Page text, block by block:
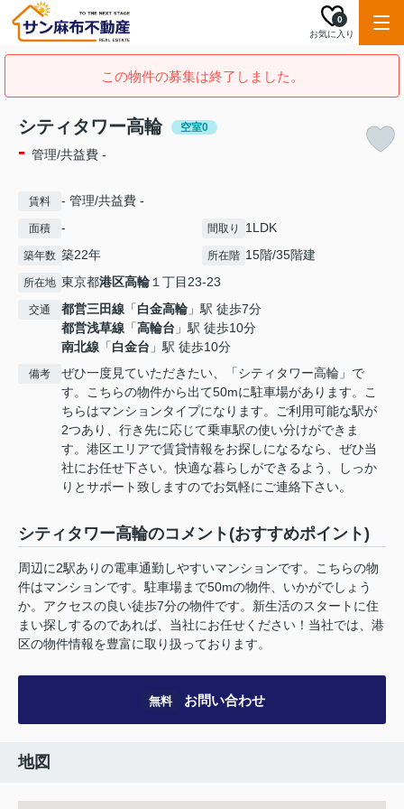
お気に入り
0
この物件の募集は終了しました。
シティタワー高輪 空室0
- 管理/共益費 -
賃料 - 管理/共益費 -
面積 - 間取り 1LDK
築年数 築22年 所在階 15階/35階建
所在地 東京都港区高輪 １丁目23-23
交通 都営三田線 「白金高輪 」駅 徒歩7分
都営浅草線 「高輪台 」駅 徒歩10分
南北線 「白金台 」駅 徒歩10分
備考
ぜひ一度見ていただきたい、「シティタワー高輪」で
す。こちらの物件から出て50mに駐車場があります。こ
ちらはマンションタイプになります。ご利用可能な駅が
2つあり、行き先に応じて乗車駅の使い分けができま
す。港区エリアで賃貸情報をお探しになるなら、ぜひ当
社にお任せ下さい。快適な暮らしができるよう、しっか
りとサポート致しますのでお気軽にご連絡下さい。
シティタワー高輪のコメント(おすすめポイント)
周辺に2駅ありの電車通勤しやすいマンションです。こちらの物
件はマンションです。駐車場まで50mの物件、いかがでしょう
か。アクセスの良い徒歩7分の物件です。新生活のスタートに住
まい探しするのであれば、当社にお任せください！当社では、港
区の物件情報を豊富に取り扱っております。
無料 お問い合わせ
地図